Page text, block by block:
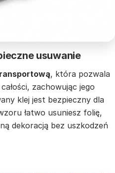
usuwanie
, która pozwala
zachowując jego
klej jest bezpieczny dla
łatwo usuniesz folię,
dekoracją bez uszkodzeń